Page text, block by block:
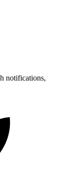
notifications,